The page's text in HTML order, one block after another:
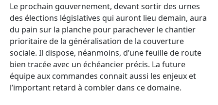
Le prochain gouvernement, devant sortir des urnes
des élections législatives qui auront lieu demain, aura
du pain sur la planche pour parachever le chantier
prioritaire de la généralisation de la couverture
sociale. Il dispose, néanmoins, d’une feuille de route
bien tracée avec un échéancier précis. La future
équipe aux commandes connait aussi les enjeux et
l’important retard à combler dans ce domaine.